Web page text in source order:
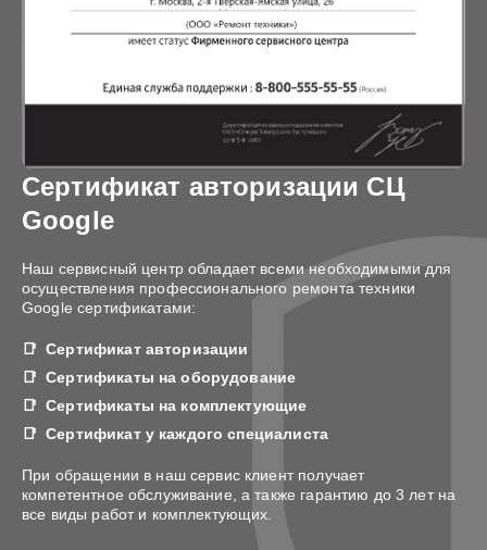
Сертификат авторизации СЦ
Google
Наш сервисный центр обладает всеми необходимыми для
осуществления профессионального ремонта техники
Google сертификатами:
Сертификат авторизации
Сертификаты на оборудование
Сертификаты на комплектующие
Сертификат у каждого специалиста
При обращении в наш сервис клиент получает
компетентное обслуживание, а также гарантию до 3 лет на
все виды работ и комплектующих.